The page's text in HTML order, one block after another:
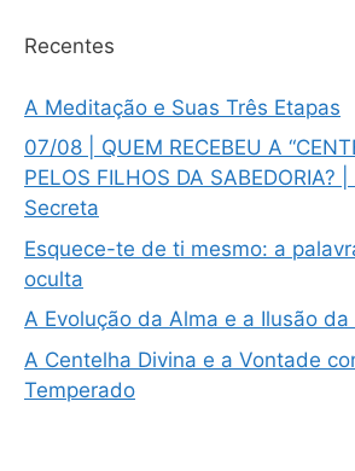
Recentes
A Meditação e Suas Três Etapas
07/08 | QUEM RECEBEU A
PELOS FILHOS DA SABEDORIA?
Secreta
Esquece-te de ti mesmo: a
oculta
A Evolução da Alma e a Ilusão
A Centelha Divina e a Vontade
Temperado